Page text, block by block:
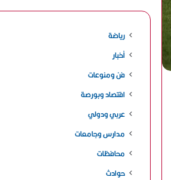
رياضة
أخبار
فن ومنوعات
اقتصاد وبورصة
عربي ودولي
مدارس وجامعات
محافظات
حوادث